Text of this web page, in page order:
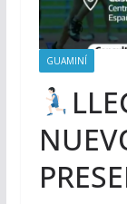
GUAMINÍ